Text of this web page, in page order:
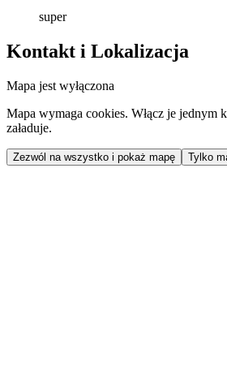
super
Kontakt i Lokalizacja
Mapa jest wyłączona
Mapa wymaga cookies. Włącz je jednym
załaduje.
Zezwól na wszystko i pokaż mapę Tylko